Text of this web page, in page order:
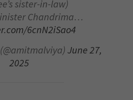
sister-in-law)
Chandrima…
6cnN2iSao4
June 27,
2025